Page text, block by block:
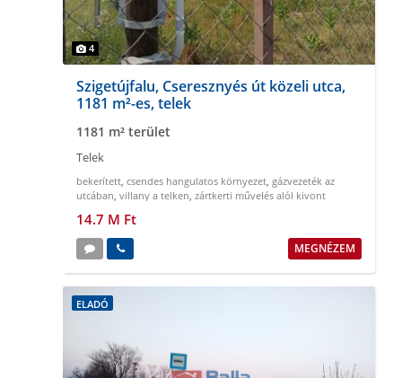
4
Szigetújfalu, Cseresznyés út közeli utca,
1181 m²-es, telek
1181 m² terület
Telek
bekerített, csendes hangulatos környezet, gázvezeték az
utcában, villany a telken, zártkerti művelés alól kivont
14.7 M Ft
MEGNÉZEM
ELADÓ